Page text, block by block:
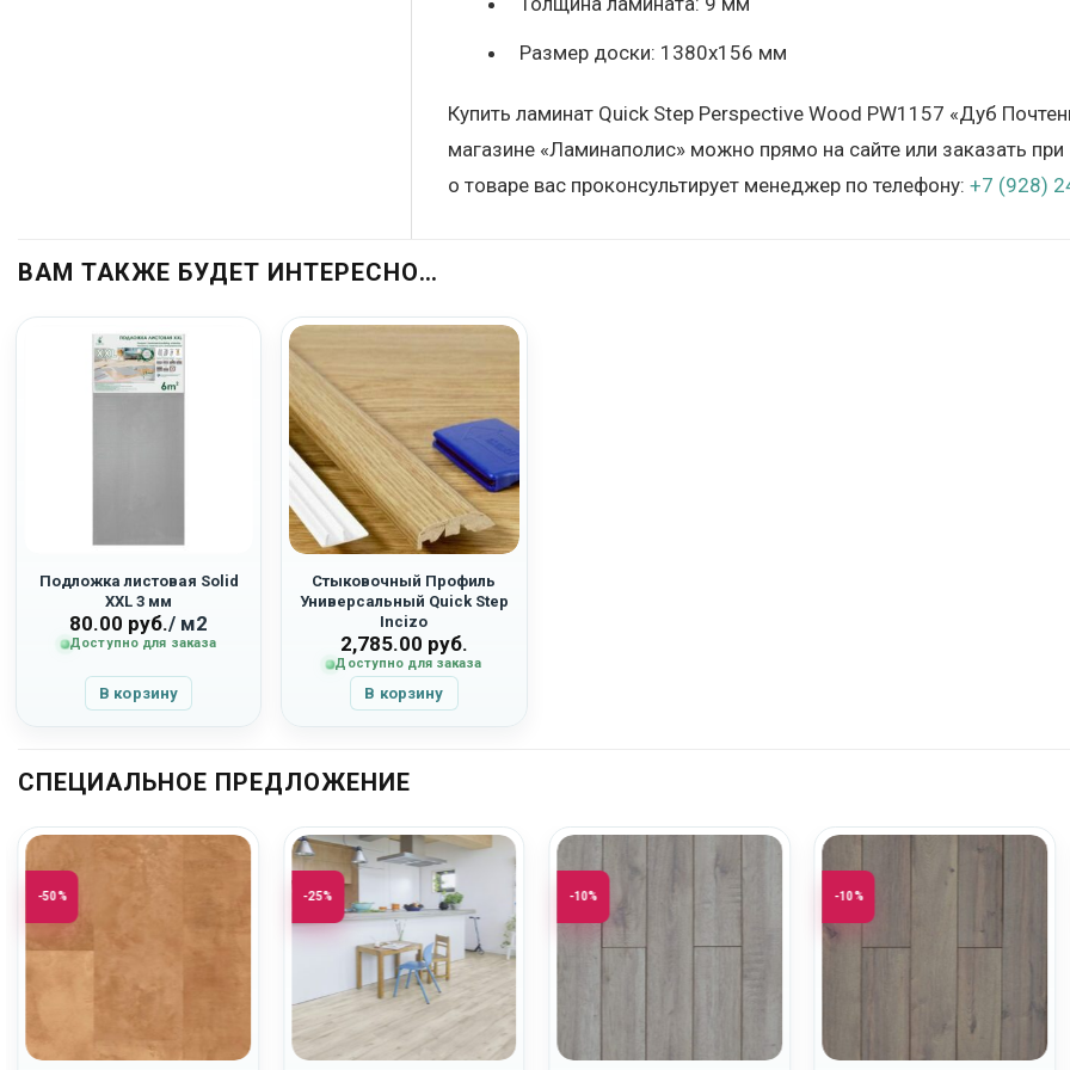
Размер доски: 1380х156 мм
Купить ламинат Quick Step Perspective Wood PW1157 «Дуб
магазине «Ламинаполис» можно прямо на сайте или заказать
о товаре вас проконсультирует менеджер по телефону: +7 (928)
ВАМ ТАКЖЕ БУДЕТ ИНТЕРЕСНО…
Подложка листовая Solid
XXL 3 мм
80.00 руб./ м2
Доступно для заказа
В корзину
Стыковочный Профиль
Универсальный Quick Step
Incizo
2,785.00 руб.
Доступно для заказа
В корзину
СПЕЦИАЛЬНОЕ ПРЕДЛОЖЕНИЕ
-50% -25% -10% -10%